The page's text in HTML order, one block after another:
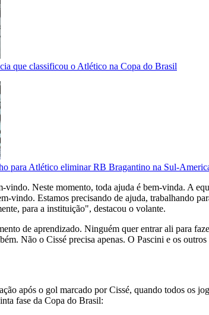
que classificou o Atlético na Copa do Brasil
para Atlético eliminar RB Bragantino na Sul-
vindo. Neste momento, toda ajuda é bem-vinda. A
vindo. Estamos precisando de ajuda, trabalhando
para a instituição", destacou o volante.
de aprendizado. Ninguém quer entrar ali para
Não o Cissé precisa apenas. O Pascini e os
após o gol marcado por Cissé, quando todos os
fase da Copa do Brasil: